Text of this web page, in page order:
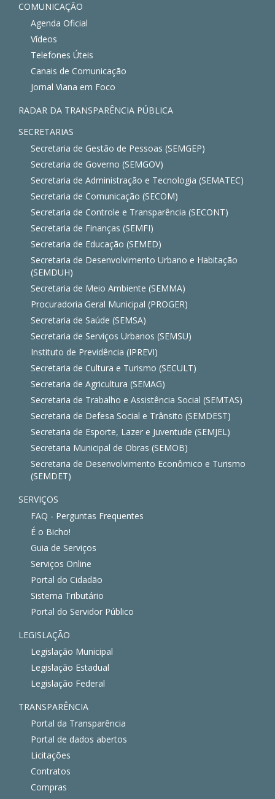
COMUNICAÇÃO
Agenda Oficial
Vídeos
Telefones Úteis
Canais de Comunicação
Jornal Viana em Foco
RADAR DA TRANSPARÊNCIA PÚBLICA
SECRETARIAS
Secretaria de Gestão de Pessoas (SEMGEP)
Secretaria de Governo (SEMGOV)
Secretaria de Administração e Tecnologia (SEMATEC)
Secretaria de Comunicação (SECOM)
Secretaria de Controle e Transparência (SECONT)
Secretaria de Finanças (SEMFI)
Secretaria de Educação (SEMED)
Secretaria de Desenvolvimento Urbano e Habitação
(SEMDUH)
Secretaria de Meio Ambiente (SEMMA)
Procuradoria Geral Municipal (PROGER)
Secretaria de Saúde (SEMSA)
Secretaria de Serviços Urbanos (SEMSU)
Instituto de Previdência (IPREVI)
Secretaria de Cultura e Turismo (SECULT)
Secretaria de Agricultura (SEMAG)
Secretaria de Trabalho e Assistência Social (SEMTAS)
Secretaria de Defesa Social e Trânsito (SEMDEST)
Secretaria de Esporte, Lazer e Juventude (SEMJEL)
Secretaria Municipal de Obras (SEMOB)
Secretaria de Desenvolvimento Econômico e Turismo
(SEMDET)
SERVIÇOS
FAQ - Perguntas Frequentes
É o Bicho!
Guia de Serviços
Serviços Online
Portal do Cidadão
Sistema Tributário
Portal do Servidor Público
LEGISLAÇÃO
Legislação Municipal
Legislação Estadual
Legislação Federal
TRANSPARÊNCIA
Portal da Transparência
Portal de dados abertos
Licitações
Contratos
Compras